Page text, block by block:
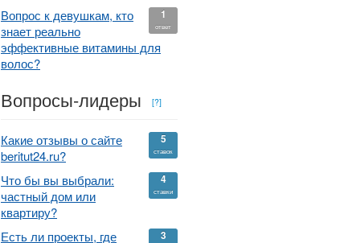
1
ответ
Вопрос к девушкам, кто
знает реально
эффективные витамины для
волос?
Вопросы-лидеры [?]
5
ставок
Какие отзывы о сайте
beritut24.ru?
4
ставки
Что бы вы выбрали:
частный дом или
квартиру?
3
Есть ли проекты, где